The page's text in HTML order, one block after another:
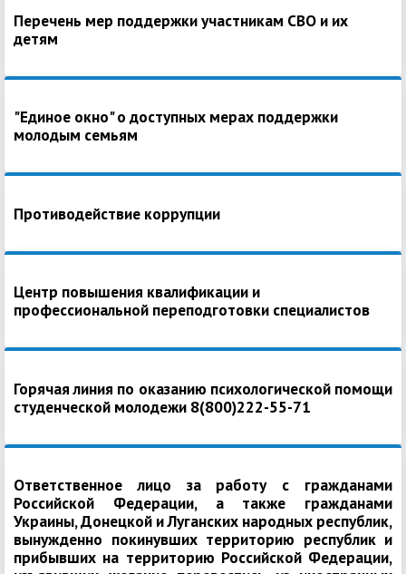
Перечень мер поддержки участникам СВО и их
детям
"Единое окно" о доступных мерах поддержки
молодым семьям
Противодействие коррупции
Центр повышения квалификации и
профессиональной переподготовки специалистов
Горячая линия по оказанию психологической помощи
студенческой молодежи 8(800)222-55-71
Ответственное лицо за работу с гражданами
Российской Федерации, а также гражданами
Украины, Донецкой и Луганских народных республик,
вынужденно покинувших территорию республик и
прибывших на территорию Российской Федерации,